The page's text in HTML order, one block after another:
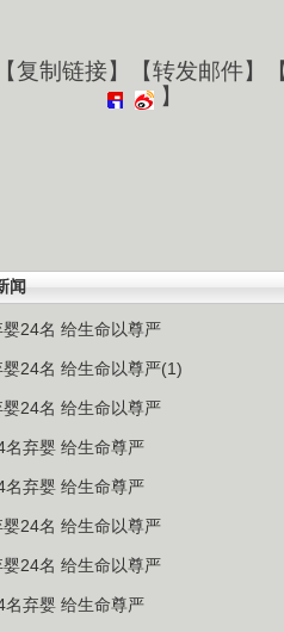
复制链接】【转发邮件】
】
闻
24名 给生命以尊严
24名 给生命以尊严(1)
24名 给生命以尊严
弃婴 给生命尊严
弃婴 给生命尊严
24名 给生命以尊严
24名 给生命以尊严
弃婴 给生命尊严